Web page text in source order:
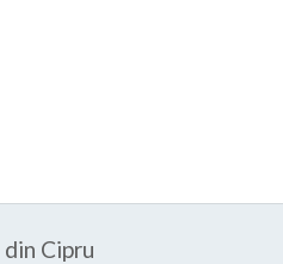
Cipru